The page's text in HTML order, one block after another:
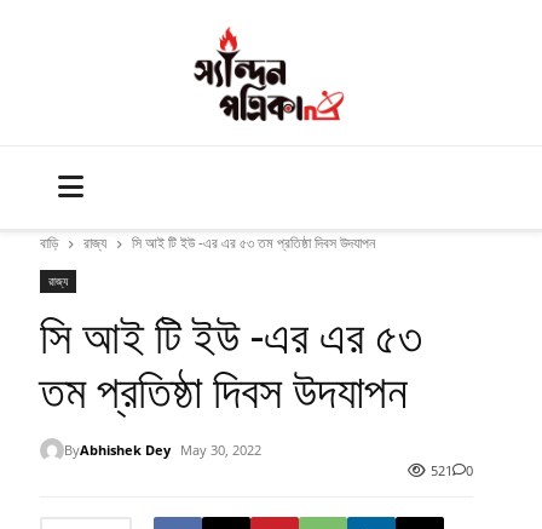
বাড়ি রাজ্য সি আই টি ইউ -এর এর ৫৩ তম প্রতিষ্ঠা দিবস উদযাপন
রাজ্য
সি আই টি ইউ -এর এর ৫৩
তম প্রতিষ্ঠা দিবস উদযাপন
ByAbhishek Dey
May 30, 2022
521
0